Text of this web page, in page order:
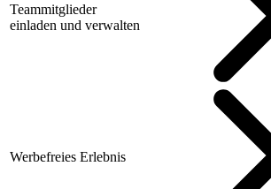
Teammitglieder
einladen und verwalten
Werbefreies Erlebnis